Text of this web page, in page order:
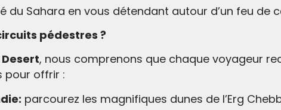
du Sahara en vous détendant autour d’un feu de
pédestres ?
, nous comprenons que chaque voyageur
pour offrir :
parcourez les magnifiques dunes de l’Erg